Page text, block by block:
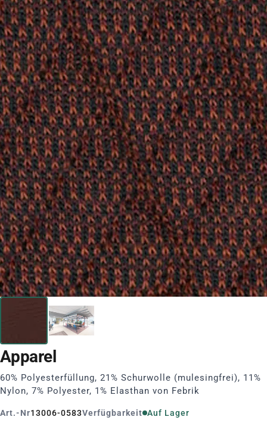
Apparel
60% Polyesterfüllung, 21% Schurwolle (mulesingfrei), 11%
Nylon, 7% Polyester, 1% Elasthan von Febrik
Art.-Nr13006-0583Verfügbarkeit Auf Lager